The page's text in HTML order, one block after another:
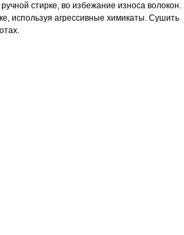
стирке, во избежание износа волокон.
используя агрессивные химикаты. Сушить